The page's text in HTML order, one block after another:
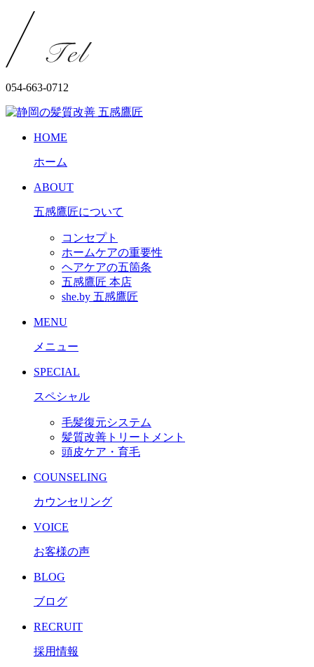
054-663-0712
HOME
ホーム
ABOUT
五感鷹匠について
コンセプト
ホームケアの重要性
ヘアケアの五箇条
五感鷹匠 本店
she.by 五感鷹匠
MENU
メニュー
SPECIAL
スペシャル
毛髪復元システム
髪質改善トリートメント
頭皮ケア・育毛
COUNSELING
カウンセリング
VOICE
お客様の声
BLOG
ブログ
RECRUIT
採用情報